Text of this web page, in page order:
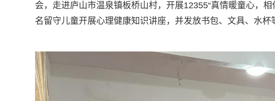
会，走进庐山市温泉镇板桥山村，开展12355“真情暖童心，
名留守儿童开展心理健康知识讲座，并发放书包、文具、水杯